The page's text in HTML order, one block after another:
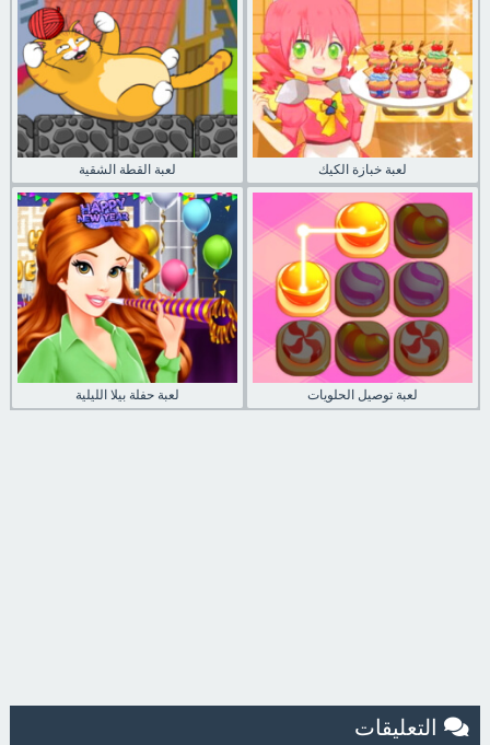
لعبة القطة الشقية لعبة خبازة الكيك
لعبة حفلة بيلا الليلية لعبة توصيل الحلويات
التعليقات